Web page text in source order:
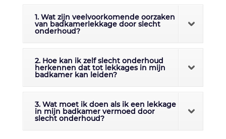
1. Wat zijn veelvoorkomende oorzaken
van badkamerlekkage door slecht
onderhoud?
2. Hoe kan ik zelf slecht onderhoud
herkennen dat tot lekkages in mijn
badkamer kan leiden?
3. Wat moet ik doen als ik een lekkage
in mijn badkamer vermoed door
slecht onderhoud?